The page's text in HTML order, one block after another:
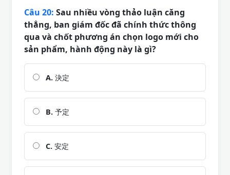
Câu 20: Sau nhiều vòng thảo luận căng
thẳng, ban giám đốc đã chính thức thông
qua và chốt phương án chọn logo mới cho
sản phẩm, hành động này là gì?
A. 決定
B. 予定
C. 安定